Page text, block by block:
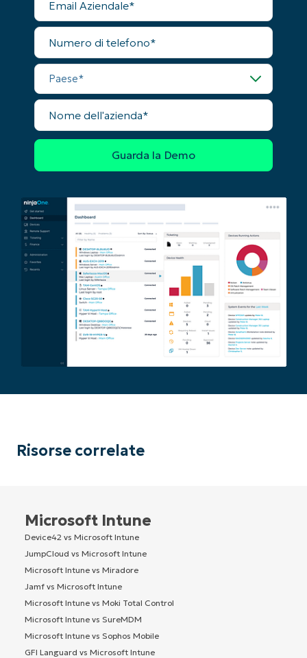
Aziendale
Numero
telefono
Paese
Nome
dell'azienda
Risorse correlate
Microsoft Intune
Device42 vs Microsoft Intune
JumpCloud vs Microsoft Intune
Microsoft Intune vs Miradore
Jamf vs Microsoft Intune
Microsoft Intune vs Moki Total Control
Microsoft Intune vs SureMDM
Microsoft Intune vs Sophos Mobile
GFI Languard vs Microsoft Intune
name*
Business
email*
number*
name*